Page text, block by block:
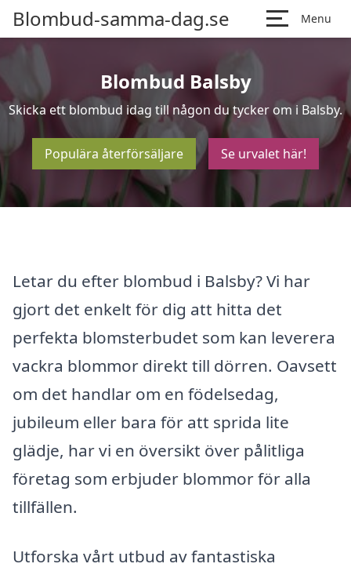
Blombud-samma-dag.se Menu
Blombud Balsby
Skicka ett blombud idag till någon du tycker om i Balsby.
Populära återförsäljare Se urvalet här!
Letar du efter blombud i Balsby? Vi har
gjort det enkelt för dig att hitta det
perfekta blomsterbudet som kan leverera
vackra blommor direkt till dörren. Oavsett
om det handlar om en födelsedag,
jubileum eller bara för att sprida lite
glädje, har vi en översikt över pålitliga
företag som erbjuder blommor för alla
tillfällen.
Utforska vårt utbud av fantastiska